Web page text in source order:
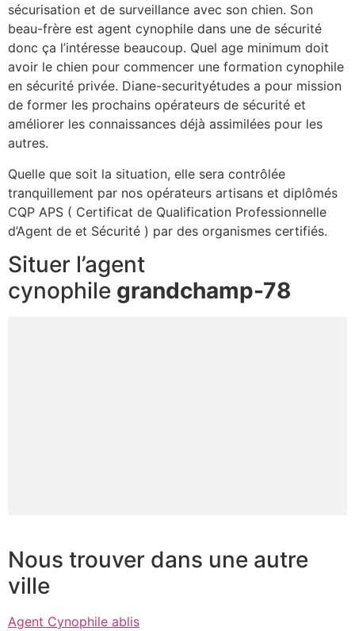
sécurisation et de surveillance avec son chien. Son
beau-frère est agent cynophile dans une de sécurité
donc ça l’intéresse beaucoup. Quel age minimum doit
avoir le chien pour commencer une formation cynophile
en sécurité privée. Diane-securityétudes a pour mission
de former les prochains opérateurs de sécurité et
améliorer les connaissances déjà assimilées pour les
autres.
Quelle que soit la situation, elle sera contrôlée
tranquillement par nos opérateurs artisans et diplômés
CQP APS ( Certificat de Qualification Professionnelle
d’Agent de et Sécurité ) par des organismes certifiés.
Situer l’agent
cynophile grandchamp-78
Nous trouver dans une autre
ville
Agent Cynophile ablis